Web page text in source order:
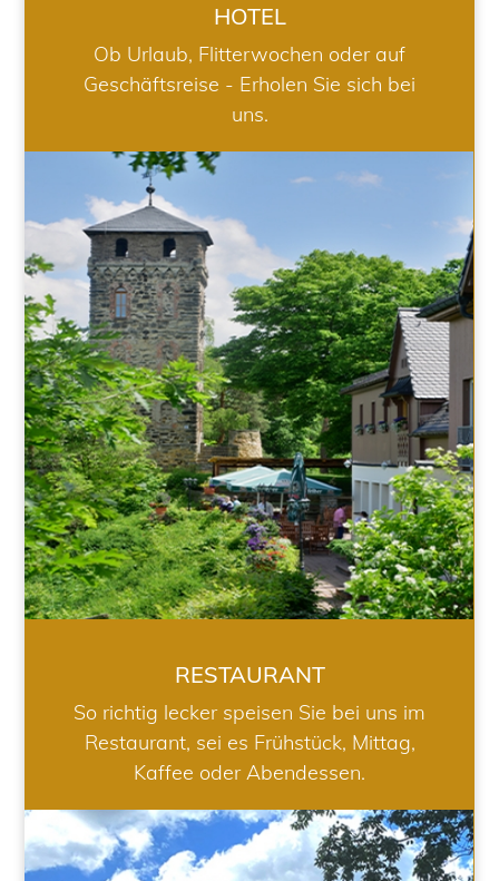
HOTEL
Ob Urlaub, Flitterwochen oder auf
Geschäftsreise - Erholen Sie sich bei
uns.
RESTAURANT
RESTAURANT
So richtig lecker speisen Sie bei uns im
Restaurant, sei es Frühstück, Mittag,
Kaffee oder Abendessen.